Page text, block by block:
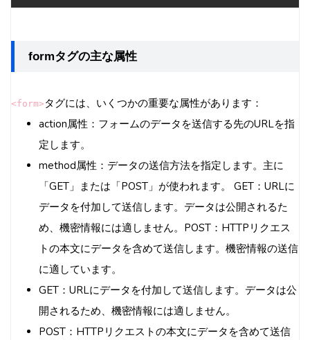
実践例：お問い合わせフォームの作成
CSS部分
Q: フォームで収集したデータはどのように保存
すればよいですか？
Q: フォームにreCAPTCHAを実装するにはどう
すればよいですか？
Q: フォームの入力内容を自動保存する方法はあ
りますか？
Q: 複数ステップのフォームを作成するにはどう
すればよいですか？
Q: フォームでアップロードされたファイルのサ
イズ制限はどのように設定しますか？
Q: フォームの送信後に確認メールを自動送信す
formタグの主な属性
<form> タグには、いくつかの重要な属性があります：
action属性：フォームのデータを送信する先のURLを指
定します。
method属性：データの送信方法を指定します。主に
「GET」または「POST」が使われます。 GET：URLに
データを付加して送信します。データは公開されるた
め、機密情報には適しません。POST：HTTPリクエス
トの本文にデータを含めて送信します。機密情報の送信
に適しています。
GET：URLにデータを付加して送信します。データは公
開されるため、機密情報には適しません。
POST：HTTPリクエストの本文にデータを含めて送信